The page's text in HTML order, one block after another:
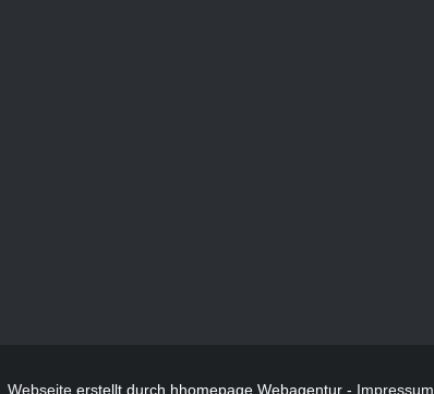
Webseiteerstellt durch hhomepage Webagentur - Impressum